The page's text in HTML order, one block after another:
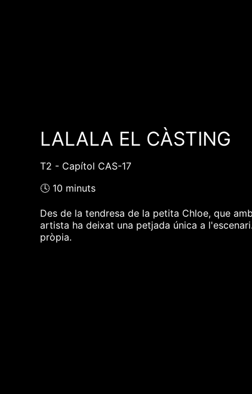
LALALA EL CÀSTING
T2 - Capítol CAS-17
🕓 10 minuts
Des de la tendresa de la petita Chloe, que
artista ha deixat una petjada única a
pròpia.